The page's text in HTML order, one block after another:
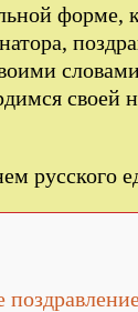
форме,
своей